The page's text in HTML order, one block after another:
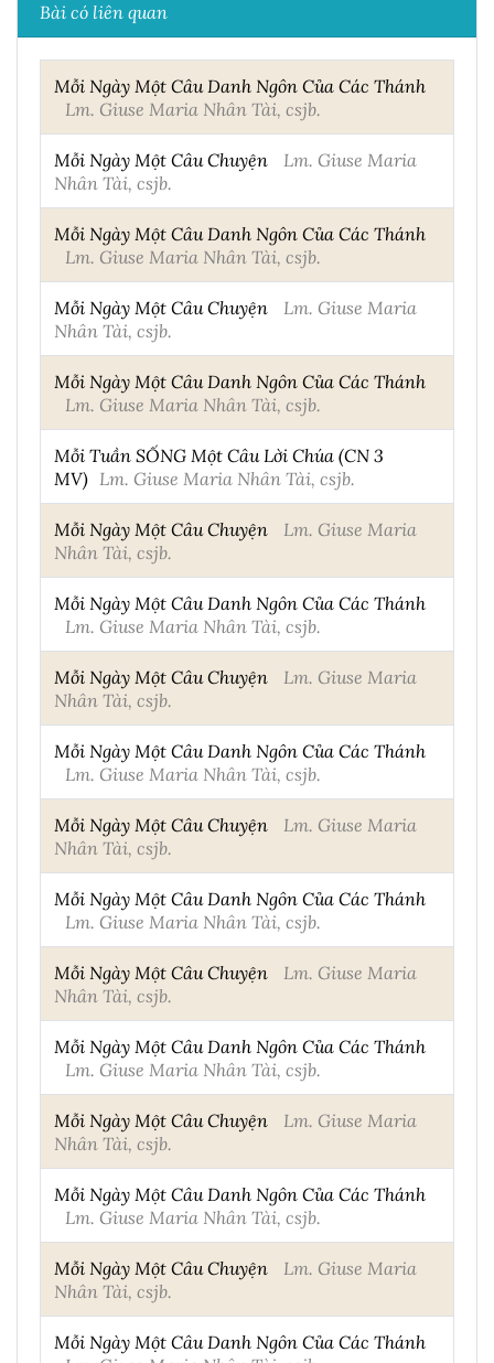
Bài có liên quan
Mỗi Ngày Một Câu Danh Ngôn Của Các Thánh
Lm. Giuse Maria Nhân Tài, csjb.
Mỗi Ngày Một Câu Chuyện
Lm. Giuse Maria
Nhân Tài, csjb.
Mỗi Ngày Một Câu Danh Ngôn Của Các Thánh
Lm. Giuse Maria Nhân Tài, csjb.
Mỗi Ngày Một Câu Chuyện
Lm. Giuse Maria
Nhân Tài, csjb.
Mỗi Ngày Một Câu Danh Ngôn Của Các Thánh
Lm. Giuse Maria Nhân Tài, csjb.
Mỗi Tuần SỐNG Một Câu Lời Chúa (CN 3
MV) Lm. Giuse Maria Nhân Tài, csjb.
Mỗi Ngày Một Câu Chuyện
Lm. Giuse Maria
Nhân Tài, csjb.
Mỗi Ngày Một Câu Danh Ngôn Của Các Thánh
Lm. Giuse Maria Nhân Tài, csjb.
Mỗi Ngày Một Câu Chuyện
Lm. Giuse Maria
Nhân Tài, csjb.
Mỗi Ngày Một Câu Danh Ngôn Của Các Thánh
Lm. Giuse Maria Nhân Tài, csjb.
Mỗi Ngày Một Câu Chuyện
Lm. Giuse Maria
Nhân Tài, csjb.
Mỗi Ngày Một Câu Danh Ngôn Của Các Thánh
Lm. Giuse Maria Nhân Tài, csjb.
Mỗi Ngày Một Câu Chuyện
Lm. Giuse Maria
Nhân Tài, csjb.
Mỗi Ngày Một Câu Danh Ngôn Của Các Thánh
Lm. Giuse Maria Nhân Tài, csjb.
Mỗi Ngày Một Câu Chuyện
Lm. Giuse Maria
Nhân Tài, csjb.
Mỗi Ngày Một Câu Danh Ngôn Của Các Thánh
Lm. Giuse Maria Nhân Tài, csjb.
Mỗi Ngày Một Câu Chuyện
Lm. Giuse Maria
Nhân Tài, csjb.
Mỗi Ngày Một Câu Danh Ngôn Của Các Thánh